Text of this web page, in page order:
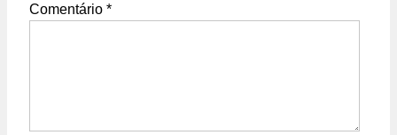
Comentário *